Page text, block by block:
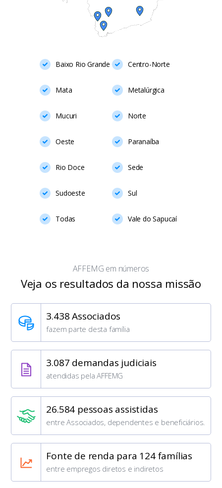
Baixo Rio Grande Centro-Norte
Mata Metalúrgica
Mucuri Norte
Oeste Paranaíba
Rio Doce Sede
Sudoeste Sul
Todas Vale do Sapucaí
AFFEMG em números
Veja os resultados da nossa missão
3.438 Associados
fazem parte desta família
3.087 demandas judiciais
atendidas pela AFFEMG
26.584 pessoas assistidas
entre Associados, dependentes e beneficiários.
Fonte de renda para 124 famílias
entre empregos diretos e indiretos